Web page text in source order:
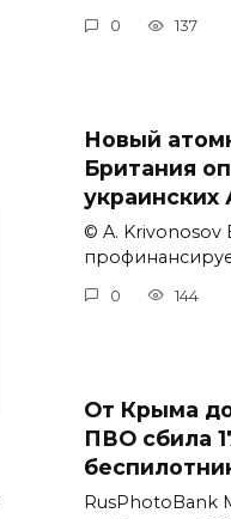
0 137
Новый
Британия
украинских
© A. Krivonosov
0 144
От Крыма
ПВО сбила